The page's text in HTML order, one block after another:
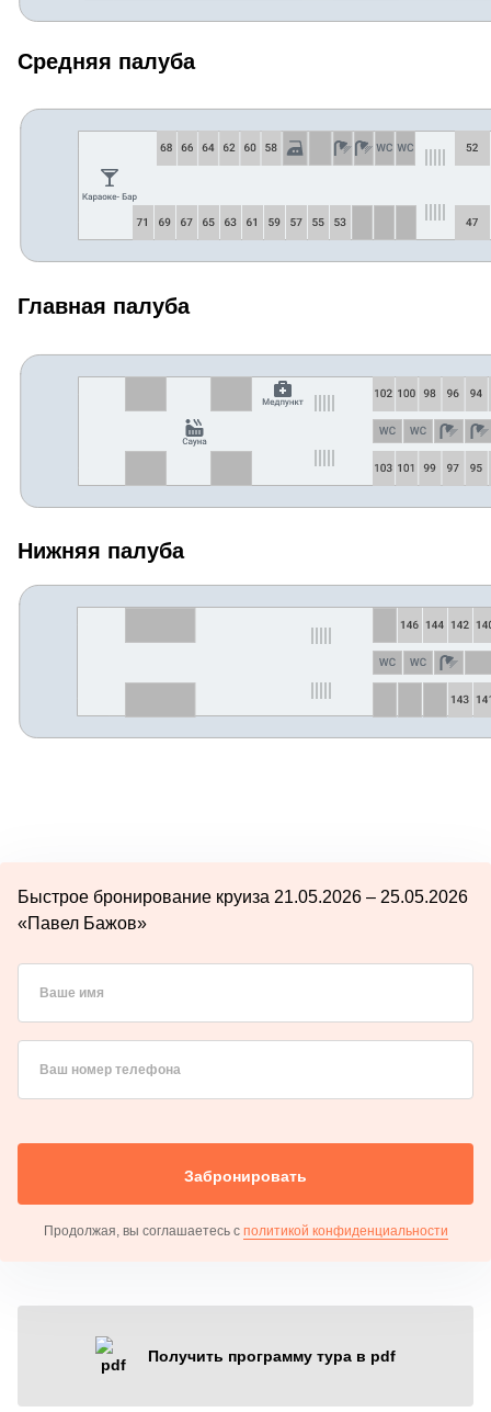
Средняя палуба
Главная палуба
Нижняя палуба
Быстрое бронирование круиза 21.05.2026 – 25.05.2026
«Павел Бажов»
Ваше имя
Ваш номер телефона
Забронировать
Продолжая, вы соглашаетесь с политикой конфиденциальности
Получить программу тура в pdf